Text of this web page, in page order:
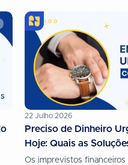
22 Julho 2026
Preciso de Dinheiro
Hoje: Quais as
Os imprevistos financeiros